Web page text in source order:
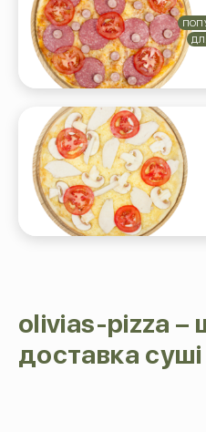
olivias-pizza –
доставка